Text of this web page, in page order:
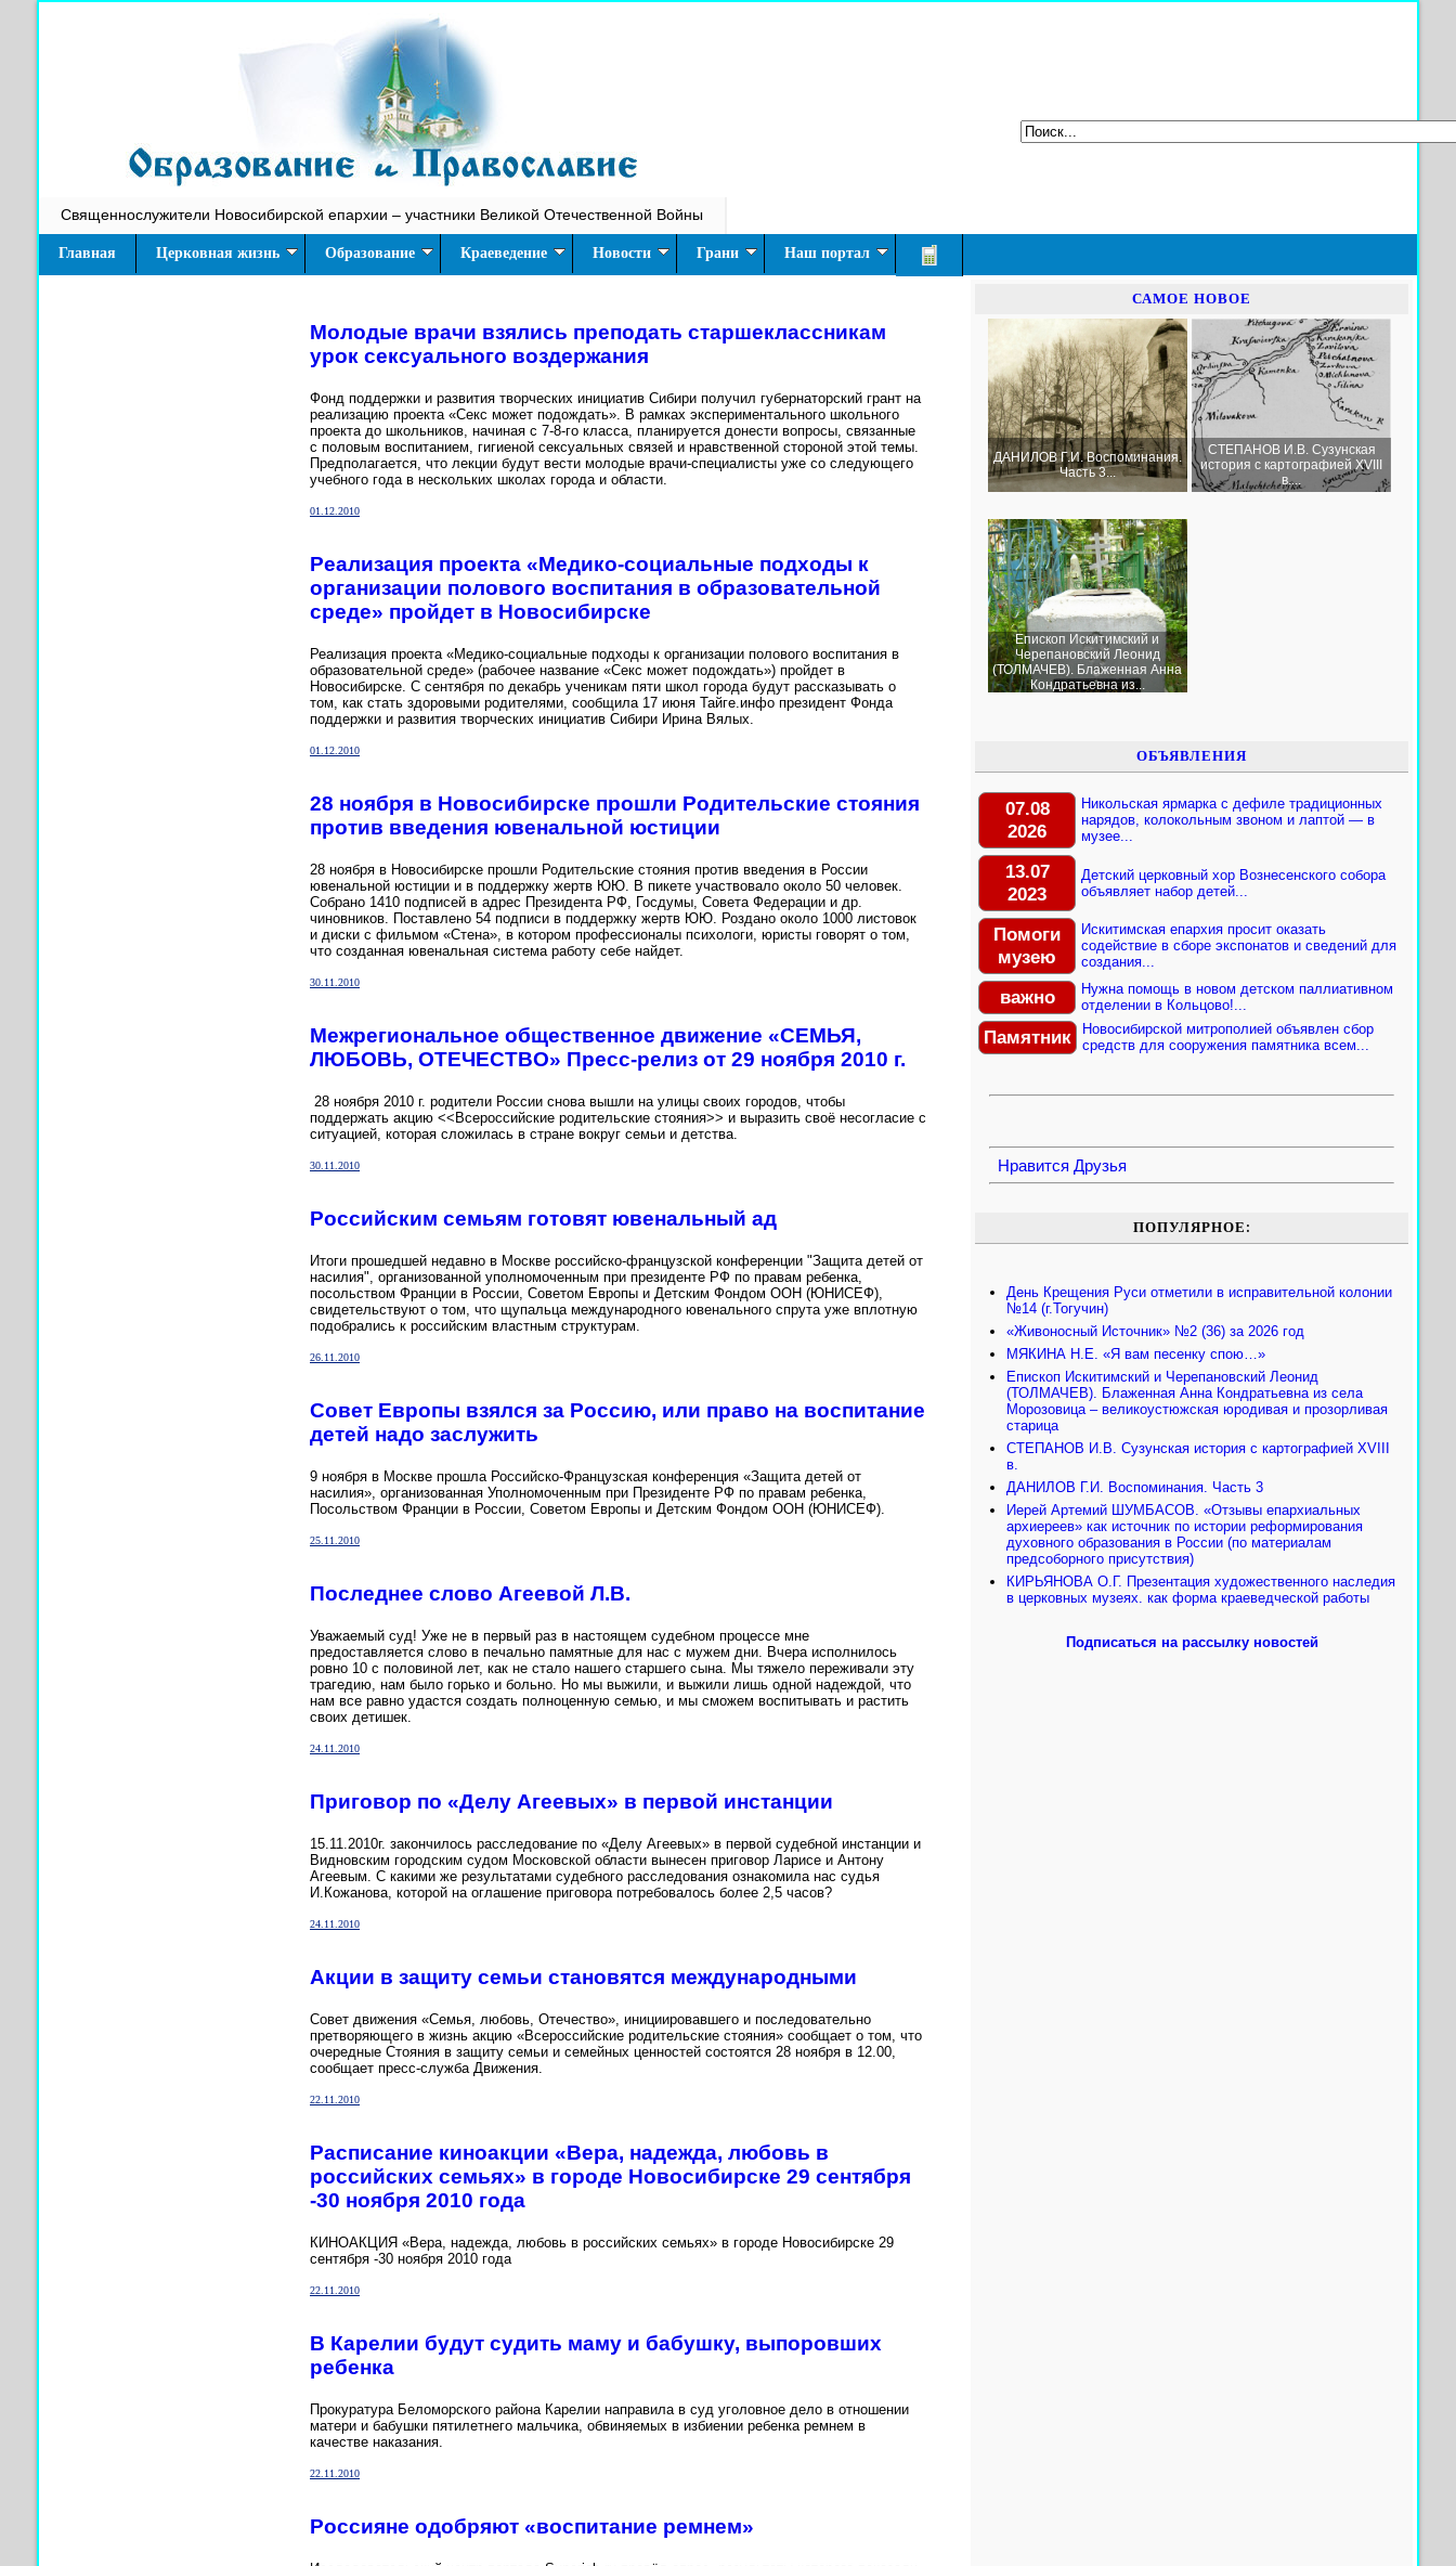
Священнослужители Новосибирской епархии – участники Великой Отечественной Войны
Главная Церковная жизнь Образование Краеведение Новости Грани Наш портал
Молодые врачи взялись преподать старшеклассникам
урок сексуального воздержания
Фонд поддержки и развития творческих инициатив Сибири получил губернаторский грант на
реализацию проекта «Секс может подождать». В рамках экспериментального школьного
проекта до школьников, начиная с 7-8-го класса, планируется донести вопросы, связанные
с половым воспитанием, гигиеной сексуальных связей и нравственной стороной этой темы.
Предполагается, что лекции будут вести молодые врачи-специалисты уже со следующего
учебного года в нескольких школах города и области.
01.12.2010
Реализация проекта «Медико-социальные подходы к
организации полового воспитания в образовательной
среде» пройдет в Новосибирске
Реализация проекта «Медико-социальные подходы к организации полового воспитания в
образовательной среде» (рабочее название «Секс может подождать») пройдет в
Новосибирске. С сентября по декабрь ученикам пяти школ города будут рассказывать о
том, как стать здоровыми родителями, сообщила 17 июня Тайге.инфо президент Фонда
поддержки и развития творческих инициатив Сибири Ирина Вялых.
01.12.2010
28 ноября в Новосибирске прошли Родительские стояния
против введения ювенальной юстиции
28 ноября в Новосибирске прошли Родительские стояния против введения в России
ювенальной юстиции и в поддержку жертв ЮЮ. В пикете участвовало около 50 человек.
Собрано 1410 подписей в адрес Президента РФ, Госдумы, Совета Федерации и др.
чиновников. Поставлено 54 подписи в поддержку жертв ЮЮ. Роздано около 1000 листовок
и диски с фильмом «Стена», в котором профессионалы психологи, юристы говорят о том,
что созданная ювенальная система работу себе найдет.
30.11.2010
Межрегиональное общественное движение «СЕМЬЯ,
ЛЮБОВЬ, ОТЕЧЕСТВО» Пресс-релиз от 29 ноября 2010 г.
28 ноября 2010 г. родители России снова вышли на улицы своих городов, чтобы
поддержать акцию <<Всероссийские родительские стояния>> и выразить своё несогласие с
ситуацией, которая сложилась в стране вокруг семьи и детства.
30.11.2010
Российским семьям готовят ювенальный ад
Итоги прошедшей недавно в Москве российско-французской конференции "Защита детей от
насилия", организованной уполномоченным при президенте РФ по правам ребенка,
посольством Франции в России, Советом Европы и Детским Фондом ООН (ЮНИСЕФ),
свидетельствуют о том, что щупальца международного ювенального спрута уже вплотную
подобрались к российским властным структурам.
26.11.2010
Совет Европы взялся за Россию, или право на воспитание
детей надо заслужить
9 ноября в Москве прошла Российско-Французская конференция «Защита детей от
насилия», организованная Уполномоченным при Президенте РФ по правам ребенка,
Посольством Франции в России, Советом Европы и Детским Фондом ООН (ЮНИСЕФ).
25.11.2010
Последнее слово Агеевой Л.В.
Уважаемый суд! Уже не в первый раз в настоящем судебном процессе мне
предоставляется слово в печально памятные для нас с мужем дни. Вчера исполнилось
ровно 10 с половиной лет, как не стало нашего старшего сына. Мы тяжело переживали эту
трагедию, нам было горько и больно. Но мы выжили, и выжили лишь одной надеждой, что
нам все равно удастся создать полноценную семью, и мы сможем воспитывать и растить
своих детишек.
24.11.2010
Приговор по «Делу Агеевых» в первой инстанции
15.11.2010г. закончилось расследование по «Делу Агеевых» в первой судебной инстанции и
Видновским городским судом Московской области вынесен приговор Ларисе и Антону
Агеевым. С какими же результатами судебного расследования ознакомила нас судья
И.Кожанова, которой на оглашение приговора потребовалось более 2,5 часов?
24.11.2010
Акции в защиту семьи становятся международными
Совет движения «Семья, любовь, Отечество», инициировавшего и последовательно
претворяющего в жизнь акцию «Всероссийские родительские стояния» сообщает о том, что
очередные Стояния в защиту семьи и семейных ценностей состоятся 28 ноября в 12.00,
сообщает пресс-служба Движения.
22.11.2010
Расписание киноакции «Вера, надежда, любовь в
российских семьях» в городе Новосибирске 29 сентября
-30 ноября 2010 года
КИНОАКЦИЯ «Вера, надежда, любовь в российских семьях» в городе Новосибирске 29
сентября -30 ноября 2010 года
22.11.2010
В Карелии будут судить маму и бабушку, выпоровших
ребенка
Прокуратура Беломорского района Карелии направила в суд уголовное дело в отношении
матери и бабушки пятилетнего мальчика, обвиняемых в избиении ребенка ремнем в
качестве наказания.
22.11.2010
Россияне одобряют «воспитание ремнем»
САМОЕ НОВОЕ
ДАНИЛОВ Г.И. Воспоминания.
Часть 3...
СТЕПАНОВ И.В. Сузунская
история с картографией XVIII
в....
Епископ Искитимский и
Черепановский Леонид
(ТОЛМАЧЕВ). Блаженная Анна
Кондратьевна из...
ОБЪЯВЛЕНИЯ
07.08
2026
Никольская ярмарка с дефиле традиционных
нарядов, колокольным звоном и лаптой — в
музее...
13.07
2023
Детский церковный хор Вознесенского собора
объявляет набор детей...
Помоги
музею
Искитимская епархия просит оказать
содействие в сборе экспонатов и сведений для
создания...
важно
Нужна помощь в новом детском паллиативном
отделении в Кольцово!...
Памятник
Новосибирской митрополией объявлен сбор
средств для сооружения памятника всем...
Нравится Друзья
ПОПУЛЯРНОЕ:
День Крещения Руси отметили в исправительной колонии
№14 (г.Тогучин)
«Живоносный Источник» №2 (36) за 2026 год
МЯКИНА Н.Е. «Я вам песенку спою…»
Епископ Искитимский и Черепановский Леонид
(ТОЛМАЧЕВ). Блаженная Анна Кондратьевна из села
Морозовица – великоустюжская юродивая и прозорливая
старица
СТЕПАНОВ И.В. Сузунская история с картографией XVIII
в.
ДАНИЛОВ Г.И. Воспоминания. Часть 3
Иерей Артемий ШУМБАСОВ. «Отзывы епархиальных
архиереев» как источник по истории реформирования
духовного образования в России (по материалам
предсоборного присутствия)
КИРЬЯНОВА О.Г. Презентация художественного наследия
в церковных музеях. как форма краеведческой работы
Подписаться на рассылку новостей